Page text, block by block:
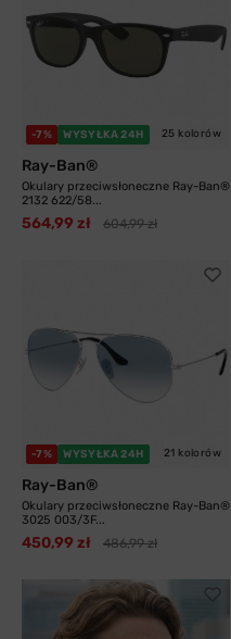
-7% WYSYŁKA 24H 25 kolorów
Ray-Ban®
Okulary przeciwsłoneczne Ray-Ban®
2132 622/58...
564,99 zł 604,99 zł
-7% WYSYŁKA 24H 21 kolorów
Ray-Ban®
Okulary przeciwsłoneczne Ray-Ban®
3025 003/3F...
450,99 zł 486,99 zł